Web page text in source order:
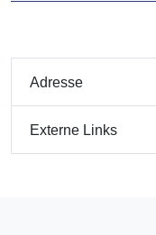
Adresse
Externe Links